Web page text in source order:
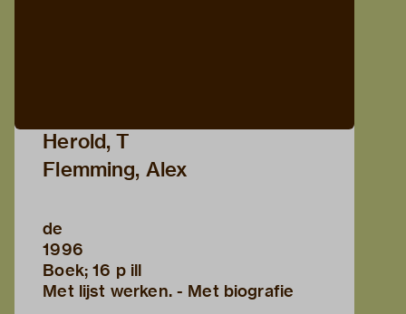
Herold, T
Flemming, Alex
de
1996
Boek; 16 p ill
Met lijst werken. - Met biografie